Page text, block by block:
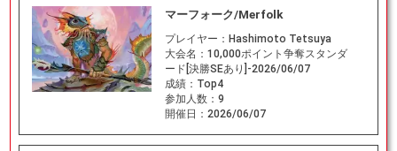
マーフォーク/Merfolk
プレイヤー： Hashimoto Tetsuya
大会名： 10,000ポイント争奪スタンダ
ード[決勝SEあり]-2026/06/07
成績： Top4
参加人数： 9
開催日： 2026/06/07